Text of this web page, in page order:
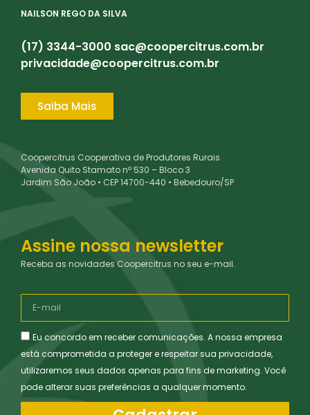
NAILSON REGO DA SILVA
(17) 3344-3000 sac@coopercitrus.com.br
privacidade@coopercitrus.com.br
Saiba Mais
Coopercitrus Cooperativa de Produtores Rurais
Avenida Quito Stamato nº 530 – Bloco 3
Jardim São João • CEP 14700-440 • Bebedouro/SP
Assine nossa newsletter
Receba as novidades Coopercitrus no seu e-mail.
Eu concordo em receber comunicações. A nossa empresa
está comprometida a proteger e respeitar sua privacidade,
utilizaremos seus dados apenas para fins de marketing. Você
pode alterar suas preferências a qualquer momento.